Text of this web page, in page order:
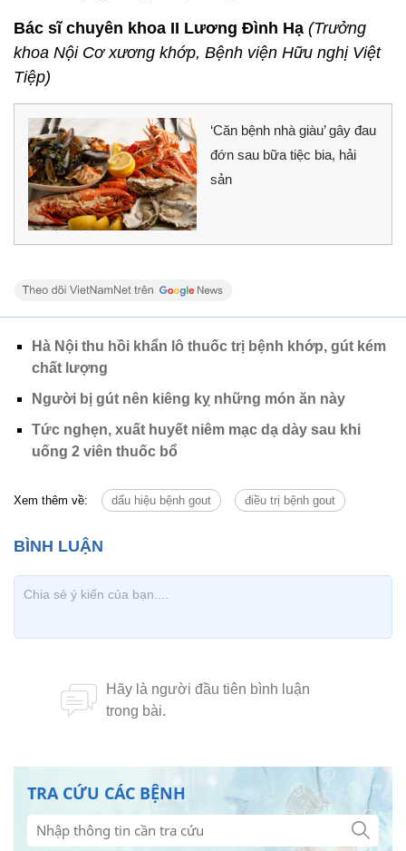
Bác sĩ chuyên khoa II Lương Đình Hạ (Trưởng
khoa Nội Cơ xương khớp, Bệnh viện Hữu nghị Việt
Tiệp)
‘Căn bệnh nhà giàu’ gây đau
đớn sau bữa tiệc bia, hải
sản
Hà Nội thu hồi khẩn lô thuốc trị bệnh khớp, gút kém
chất lượng
Người bị gút nên kiêng kỵ những món ăn này
Tức nghẹn, xuất huyết niêm mạc dạ dày sau khi
uống 2 viên thuốc bổ
Xem thêm về: dấu hiệu bệnh gout điều trị bệnh gout
TRA CỨU CÁC BỆNH